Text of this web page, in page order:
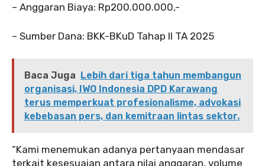
– Anggaran Biaya: Rp200.000.000,-
– Sumber Dana: BKK-BKuD Tahap II TA 2025
Baca Juga Lebih dari tiga tahun membangun
organisasi, IWO Indonesia DPD Karawang
terus memperkuat profesionalisme, advokasi
kebebasan pers, dan kemitraan lintas sektor.
“Kami menemukan adanya pertanyaan mendasar
terkait kesesuaian antara nilai anggaran, volume